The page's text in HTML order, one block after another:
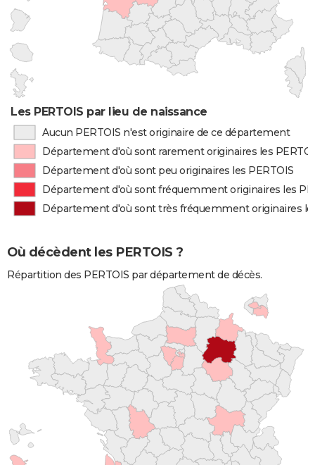
Les PERTOIS par lieu de naissance
Aucun PERTOIS n'est originaire de ce département
Département d'où sont rarement originaires les
Département d'où sont peu originaires les PERTOIS
Département d'où sont fréquemment originaires les
Département d'où sont très fréquemment originaires
Où décèdent les PERTOIS ?
Répartition des PERTOIS par département de décès.